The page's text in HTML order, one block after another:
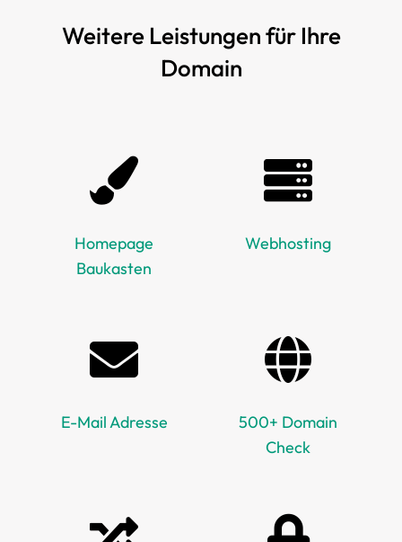
Weitere Leistungen für Ihre
Domain
Homepage
Baukasten
Webhosting
E-Mail Adresse
500+ Domain
Check